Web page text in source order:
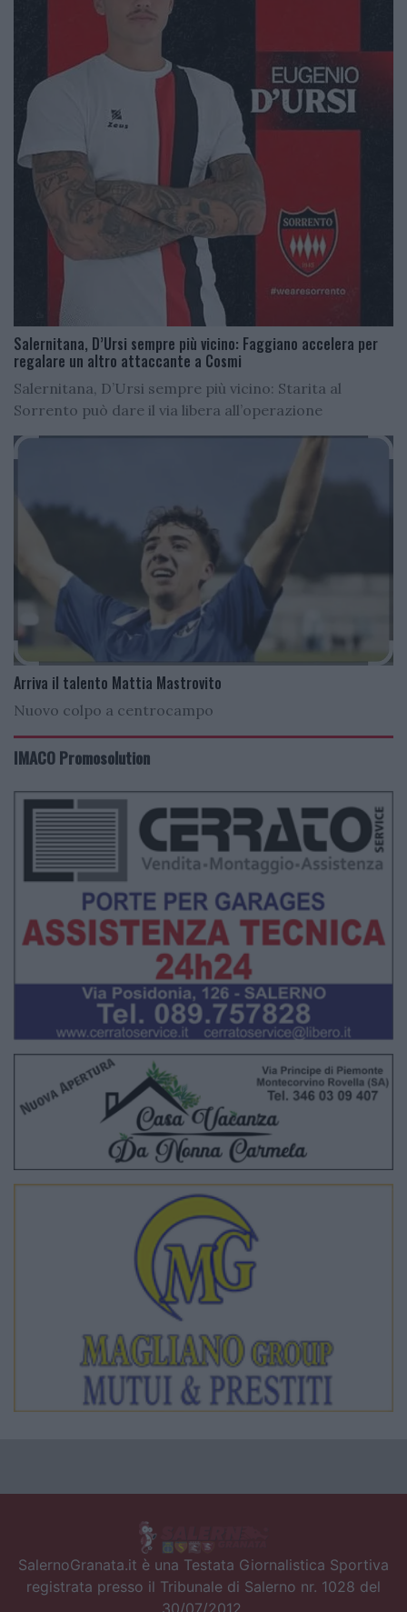
Salernitana, D’Ursi sempre più vicino: Faggiano accelera per
regalare un altro attaccante a Cosmi
Salernitana, D’Ursi sempre più vicino: Starita al
Sorrento può dare il via libera all’operazione
Arriva il talento Mattia Mastrovito
Nuovo colpo a centrocampo
IMACO Promosolution
SalernoGranata.it è una Testata Giornalistica Sportiva
registrata presso il Tribunale di Salerno nr. 1028 del
30/07/2012.